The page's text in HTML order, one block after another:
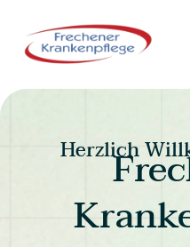
Herzlich